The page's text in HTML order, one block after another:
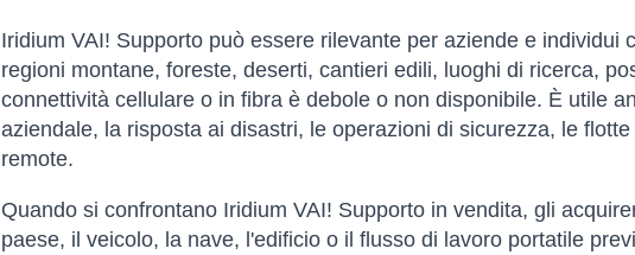
Iridium VAI! Supporto può essere rilevante per aziende e individui
regioni montane, foreste, deserti, cantieri edili, luoghi di ricerca,
connettività cellulare o in fibra è debole o non disponibile. È utile
aziendale, la risposta ai disastri, le operazioni di sicurezza, le
remote.
Quando si confrontano Iridium VAI! Supporto in vendita, gli
paese, il veicolo, la nave, l'edificio o il flusso di lavoro portatile